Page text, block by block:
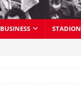
BUSINESS STADION